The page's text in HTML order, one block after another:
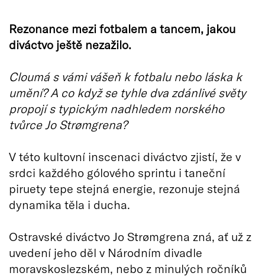
Rezonance mezi fotbalem a tancem, jakou
diváctvo ještě nezažilo.
Cloumá s vámi vášeň k fotbalu nebo láska k
umění? A co když se tyhle dva zdánlivé světy
propojí s typickým nadhledem norského
tvůrce Jo Strømgrena?
V této kultovní inscenaci diváctvo zjistí, že v
srdci každého gólového sprintu i taneční
piruety tepe stejná energie, rezonuje stejná
dynamika těla i ducha.
Ostravské diváctvo Jo Strømgrena zná, ať už z
uvedení jeho děl v Národním divadle
moravskoslezském, nebo z minulých ročníků